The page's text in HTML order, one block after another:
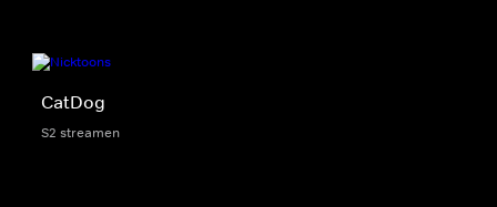
CatDog
S2 streamen